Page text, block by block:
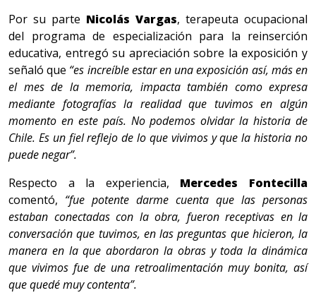
Por su parte Nicolás Vargas, terapeuta ocupacional
del programa de especialización para la reinserción
educativa, entregó su apreciación sobre la exposición y
señaló que “es increíble estar en una exposición así, más en
el mes de la memoria, impacta también como expresa
mediante fotografías la realidad que tuvimos en algún
momento en este país. No podemos olvidar la historia de
Chile. Es un fiel reflejo de lo que vivimos y que la historia no
puede negar”.
Respecto a la experiencia, Mercedes Fontecilla
comentó, “fue potente darme cuenta que las personas
estaban conectadas con la obra, fueron receptivas en la
conversación que tuvimos, en las preguntas que hicieron, la
manera en la que abordaron la obras y toda la dinámica
que vivimos fue de una retroalimentación muy bonita, así
que quedé muy contenta”.